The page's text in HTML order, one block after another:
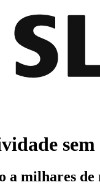
a milhares